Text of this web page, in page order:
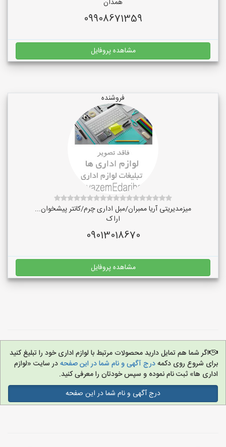
همدان
09908671359
مشاهده پروفایل
فروشنده
میزمدیریتی آریا ممبران/مبل اداری چرم/کانتر پیشخوان...
اراک
09013018670
مشاهده پروفایل
اگر شما هم تمایل دارید محصولات مرتبط با لوازم اداری خود را تبلیغ کنید
برای شروع روی دکمهدرج آگهی و نام شما در این صفحهدر سایت «لوازم
اداری ها» ثبت نام نموده و سپس خودتان را معرفی کنید.
درج آگهی و نام شما در این صفحه